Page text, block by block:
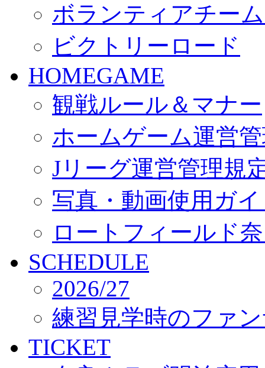
ボランティアチー
ビクトリーロード
HOMEGAME
観戦ルール＆マナー
ホームゲーム運営
Jリーグ運営管理規
写真・動画使用ガ
ロートフィールド
SCHEDULE
2026/27
練習見学時のファ
TICKET